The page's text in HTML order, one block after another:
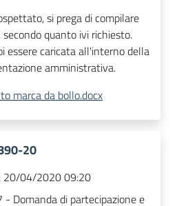
si prega di compilare
quanto ivi richiesto.
essere caricata all'interno della
amministrativa.
marca da bollo.docx
20
20/04/2020 09:20
Domanda di partecipazione e